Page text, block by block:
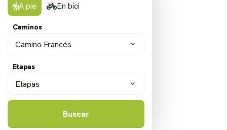
A pie En bici
Caminos
Camino Francés
Etapas
Etapas
Buscar